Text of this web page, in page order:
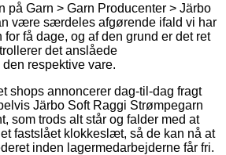
på Garn > Garn Producenter > Järbo
være særdeles afgørende ifald vi har
for få dage, og af den grund er det ret
det anslåede
respektive vare.
shops annoncerer dag-til-dag fragt
Järbo Soft Raggi Strømpegarn
som trods alt står og falder med at
fastslået klokkeslæt, så de kan nå at
inden lagermedarbejderne får fri.